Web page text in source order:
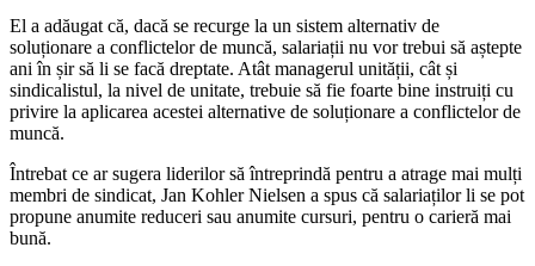
El a adăugat că, dacă se recurge la un sis­tem alternativ de
soluționare a conflictelor de muncă, salariații nu vor trebui să aștepte
ani în șir să li se facă dreptate. Atât mana­gerul unității, cât și
sindicalistul, la nivel de unitate, trebuie să fie foarte bine instruiți cu
privire la aplicarea acestei alternative de soluționare a conflictelor de
muncă.
Întrebat ce ar sugera liderilor să între­prindă pentru a atrage mai mulți
membri de sindicat, Jan Kohler Nielsen a spus că salariaților li se pot
propune anumite redu­ceri sau anumite cursuri, pentru o carieră mai
bună.